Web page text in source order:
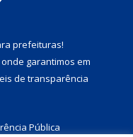
prefeituras!
garantimos em
de transparência
Pública